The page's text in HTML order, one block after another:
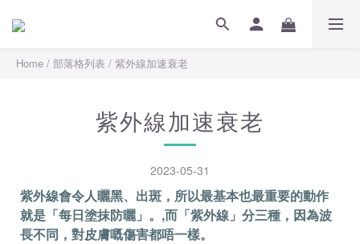
Home / 部落格列表 / 紫外線加速衰老
紫外線加速衰老
2023-05-31
紫外線會令人曬黑、出斑，所以最基本也最重要的動作
就是「每日塗抹防曬」。,而「紫外線」分三種，因為波
長不同，對皮膚嘅傷害都唔一樣。